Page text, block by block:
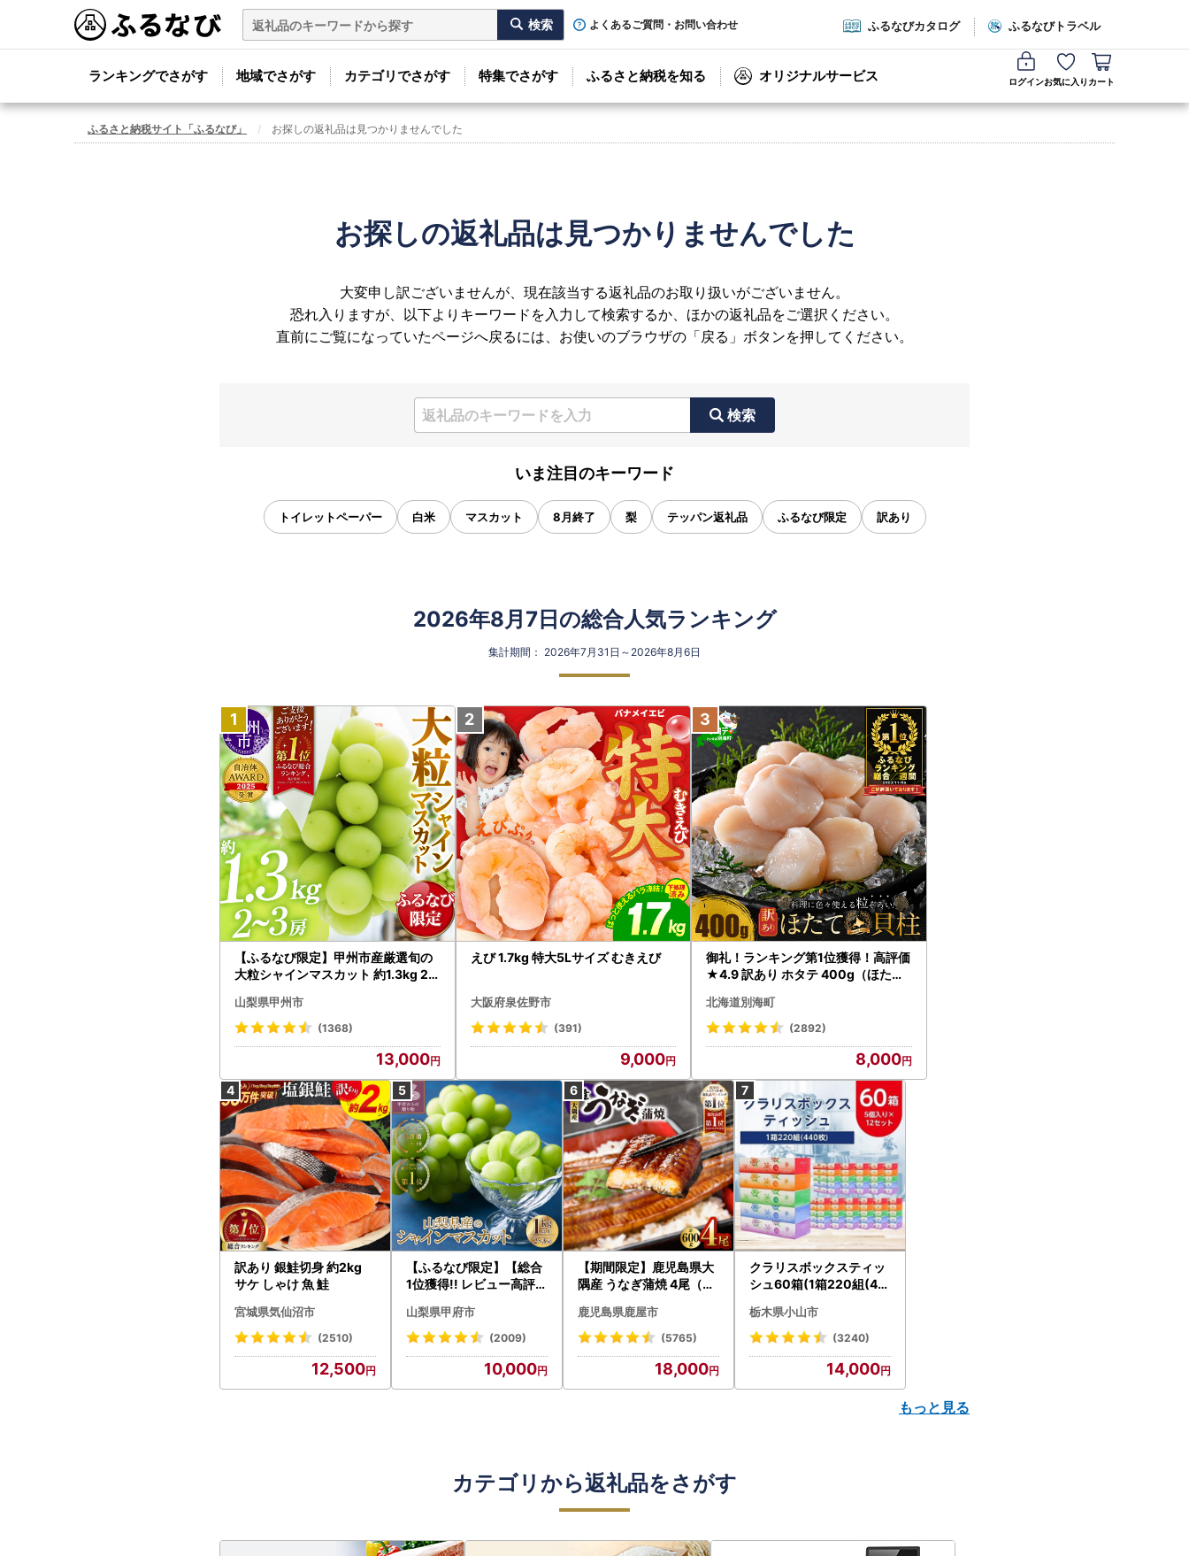
よくあるご質問・お問い合わせ ふるなびカタログ ふるなびトラベル
ランキングでさがす 地域でさがす カテゴリでさがす 特集でさがす ふるさと納税を知る オリジナルサービス ログインお気に入り カート
ふるさと納税サイト「ふるなび」 お探しの返礼品は見つかりませんでした
お探しの返礼品は見つかりませんでした
大変申し訳ございませんが、現在該当する返礼品のお取り扱いがございません。
恐れ入りますが、以下よりキーワードを入力して検索するか、ほかの返礼品をご選択ください。
直前にご覧になっていたページへ戻るには、お使いのブラウザの「戻る」ボタンを押してください。
検索
いま注目のキーワード
トイレットペーパー 白米 マスカット 8月終了 梨 テッパン返礼品 ふるなび限定 訳あり
2026年8月7日の総合人気ランキング
集計期間： 2026年7月31日～2026年8月6日
【ふるなび限定】甲州市産厳選旬の
大粒シャインマスカット 約1.3kg 2
472 FN-Limited-VO シャインマス
カット フルーツ
山梨県甲州市
(1368)
13,000
えび 1.7kg 特大5Lサイズ むきえび
大阪府泉佐野市
(391)
9,000
御礼！ランキング第1位獲得！高評価
★4.9 訳あり ホタテ 400g（ほたて
北海道別海町
(2892)
8,000
訳あり 銀鮭切身 約2kg
サケ しゃけ 魚 鮭
宮城県気仙沼市
(2510)
12,500
【ふるなび限定】【総合
1位獲得!! レビュー高評価
〉山梨県産 シャインマス
カット 2～3房（1.0kg以
N-Limited-SP
山梨県甲府市
(2009)
10,000
【期間限定】鹿児島県大
隅産 うなぎ蒲焼 4尾（60
cp18 うなぎ 鰻 魚 惣菜 総
菜
鹿児島県鹿屋市
(5765)
18,000
クラリスボックスティッ
シュ60箱(1箱220組(44
ト)【配送不可地域：離島
・沖縄県】【1256759】
栃木県小山市
(3240)
14,000
もっと見る
カテゴリから返礼品をさがす